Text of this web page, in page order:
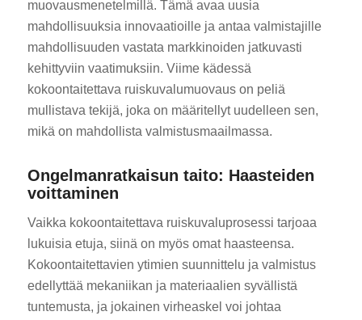
muovausmenetelmillä. Tämä avaa uusia
mahdollisuuksia innovaatioille ja antaa valmistajille
mahdollisuuden vastata markkinoiden jatkuvasti
kehittyviin vaatimuksiin. Viime kädessä
kokoontaitettava ruiskuvalumuovaus on peliä
mullistava tekijä, joka on määritellyt uudelleen sen,
mikä on mahdollista valmistusmaailmassa.
Ongelmanratkaisun taito: Haasteiden
voittaminen
Vaikka kokoontaitettava ruiskuvaluprosessi tarjoaa
lukuisia etuja, siinä on myös omat haasteensa.
Kokoontaitettavien ytimien suunnittelu ja valmistus
edellyttää mekaniikan ja materiaalien syvällistä
tuntemusta, ja jokainen virheaskel voi johtaa